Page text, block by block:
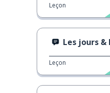
Leçon
Les jours &
Leçon